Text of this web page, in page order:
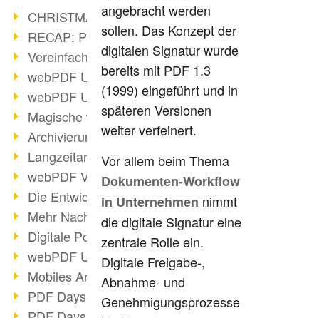
CHRISTMAS 2022 loading
RECAP: PDF Days Europe 2022
Vereinfachung Personalprozesse
webPDF Update 8.0.0.2727
webPDF Update 9.0.0.2732
Magische webPDF Version 9
Archivierung: Aufbewahrungsfristen
Langzeitarchivierung mit PDF/A
webPDF Video - Behind the Scenes
Die Entwicklung von PDF/X
Mehr Nachhaltigkeit durch PDF
Digitale Post als PDF/A
webPDF Update 8.0.0.2531
Mobiles Arbeiten mit PDF
PDF Days 2022 Themenblock 3
angebracht werden
sollen. Das Konzept der
digitalen Signatur wurde
bereits mit PDF 1.3
(1999) eingeführt und in
späteren Versionen
weiter verfeinert.
Vor allem beim Thema
Dokumenten-Workflow
in Unternehmen nimmt
die digitale Signatur eine
zentrale Rolle ein.
Digitale Freigabe-,
Abnahme- und
Genehmigungsprozesse